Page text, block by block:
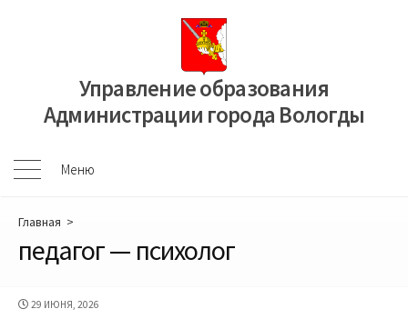
Управление образования
Администрации города Вологды
Меню
Меню
Главная >
педагог — психолог
ДАТА
29 ИЮНЯ, 2026